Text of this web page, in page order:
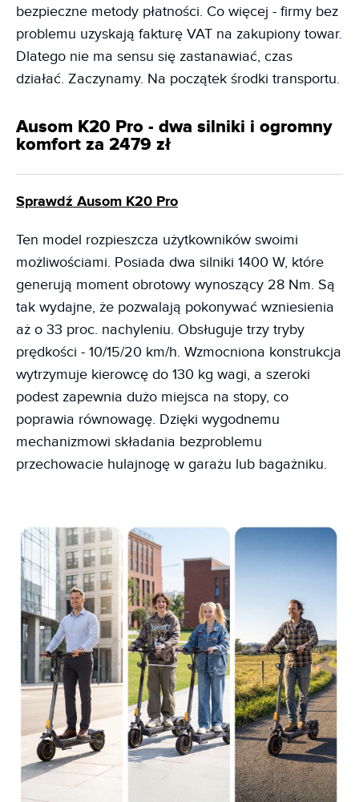
bezpieczne metody płatności. Co więcej - firmy bez
problemu uzyskają fakturę VAT na zakupiony towar.
Dlatego nie ma sensu się zastanawiać, czas
działać. Zaczynamy. Na początek środki transportu.
Ausom K20 Pro - dwa silniki i ogromny
komfort za 2479 zł
Sprawdź Ausom K20 Pro
Ten model rozpieszcza użytkowników swoimi
możliwościami. Posiada dwa silniki 1400 W, które
generują moment obrotowy wynoszący 28 Nm. Są
tak wydajne, że pozwalają pokonywać wzniesienia
aż o 33 proc. nachyleniu. Obsługuje trzy tryby
prędkości - 10/15/20 km/h. Wzmocniona konstrukcja
wytrzymuje kierowcę do 130 kg wagi, a szeroki
podest zapewnia dużo miejsca na stopy, co
poprawia równowagę. Dzięki wygodnemu
mechanizmowi składania bezproblemu
przechowacie hulajnogę w garażu lub bagażniku.